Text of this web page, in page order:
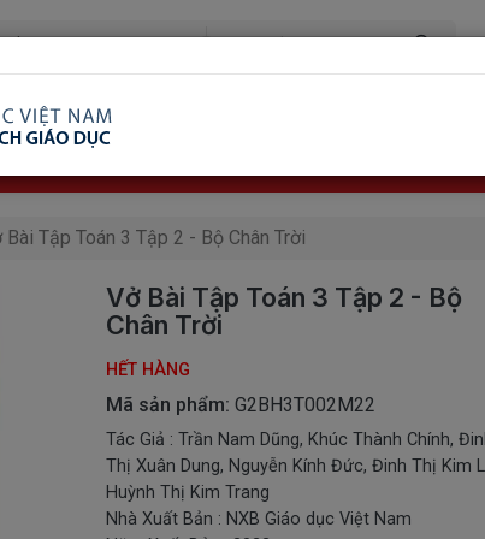
Ship COD Trên Toàn Quốc
Bài Tập Toán 3 Tập 2 - Bộ Chân Trời
Vở Bài Tập Toán 3 Tập 2 - Bộ
Chân Trời
HẾT HÀNG
Mã sản phẩm: G2BH3T002M22
Tác Giả : Trần Nam Dũng, Khúc Thành Chính,
Thị Xuân Dung, Nguyễn Kính Đức, Đinh Thị Kim
Huỳnh Thị Kim Trang
Nhà Xuất Bản : NXB Giáo dục Việt Nam